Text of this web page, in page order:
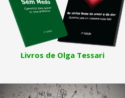
Livros de Olga Tessari